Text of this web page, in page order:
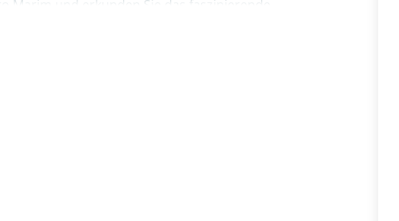
Marim und erkunden Sie das faszinierende
Ihr ganz persönliches Portugal-Abenteuer